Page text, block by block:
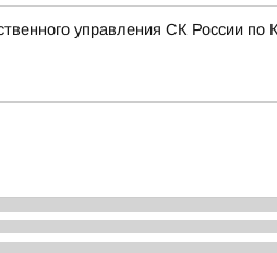
управления СК России по